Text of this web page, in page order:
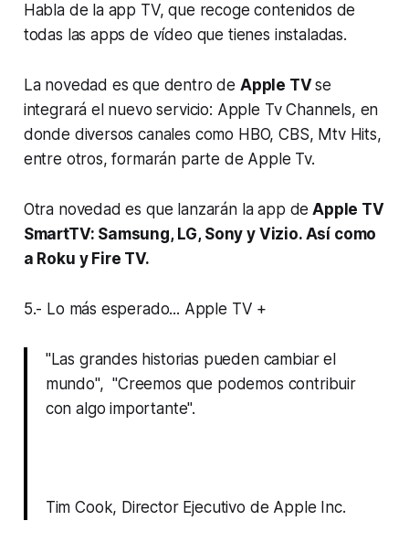
Habla de la app TV, que recoge contenidos de
todas las apps de vídeo que tienes instaladas.
La novedad es que dentro de Apple TVse
integrará el nuevo servicio: Apple Tv Channels, en
donde diversos canales como HBO, CBS, Mtv Hits,
entre otros, formarán parte de Apple Tv.
Otra novedad es que lanzarán la app de Apple TV
SmartTV: Samsung, LG, Sony y Vizio. Así como
a Roku y Fire TV.
5.- Lo más esperado... Apple TV +
"Las grandes historias pueden cambiar el
mundo", "Creemos que podemos contribuir
con algo importante".
Tim Cook, Director Ejecutivo de Apple Inc.